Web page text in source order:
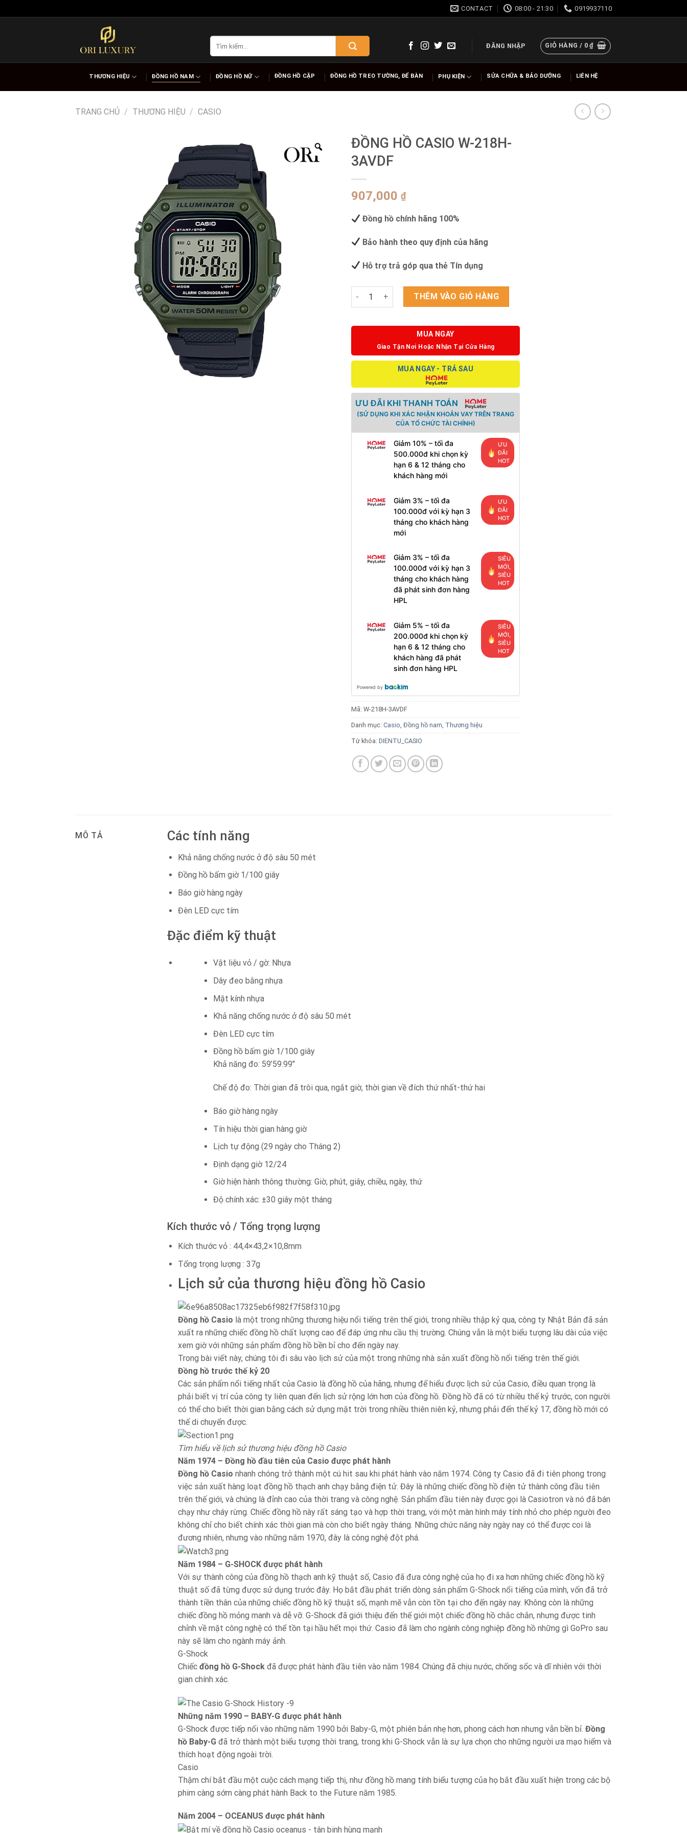
to
CONTACT 08:00 - 21:30 0919937110
ĐĂNG NHẬP GIỎ HÀNG / 0₫
THƯƠNG HIỆU ĐỒNG HỒ NAM ĐỒNG HỒ NỮ ĐỒNG HỒ CẶP ĐỒNG HỒ TREO TƯỜNG, ĐỂ BÀN PHỤ KIỆN SỬA CHỮA & BẢO DƯỠNG LIÊN HỆ
TRANG CHỦ / THƯƠNG HIỆU / CASIO
ĐỒNG HỒ CASIO W-218H-
3AVDF
907,000 ₫
Đồng hồ chính hãng 100%
Bảo hành theo quy định của hãng
Hỗ trợ trả góp qua thẻ Tín dụng
ĐỒNG HỒ CASIO W-218H-3AVDF số lượng
THÊM VÀO GIỎ HÀNG
MUA NGAY
Giao Tận Nơi Hoặc Nhận Tại Cửa Hàng
MUA NGAY - TRẢ SAU
ƯU ĐÃI KHI THANH TOÁN
(SỬ DỤNG KHI XÁC NHẬN KHOẢN VAY TRÊN TRANG
CỦA TỔ CHỨC TÀI CHÍNH)
Giảm 10% – tối đa
500.000đ khi chọn kỳ
hạn 6 & 12 tháng cho
khách hàng mới
ƯU
ĐÃI
HOT
Giảm 3% – tối đa
100.000đ với kỳ hạn 3
tháng cho khách hàng
mới
ƯU
ĐÃI
HOT
Giảm 3% – tối đa
100.000đ với kỳ hạn 3
tháng cho khách hàng
đã phát sinh đơn hàng
HPL
SIÊU
MỚI,
SIÊU
HOT
Giảm 5% – tối đa
200.000đ khi chọn kỳ
hạn 6 & 12 tháng cho
khách hàng đã phát
sinh đơn hàng HPL
SIÊU
MỚI,
SIÊU
HOT
Powered by
Mã: W-218H-3AVDF
Danh mục: Casio, Đồng hồ nam, Thương hiệu
Từ khóa: DIENTU_CASIO
MÔ TẢ Các tính năng
Khả năng chống nước ở độ sâu 50 mét
Đồng hồ bấm giờ 1/100 giây
Báo giờ hàng ngày
Đèn LED cực tím
Đặc điểm kỹ thuật
Vật liệu vỏ / gờ: Nhựa
Dây đeo bằng nhựa
Mặt kính nhựa
Khả năng chống nước ở độ sâu 50 mét
Đèn LED cực tím
Đồng hồ bấm giờ 1/100 giây
Khả năng đo: 59’59.99″
Chế độ đo: Thời gian đã trôi qua, ngắt giờ, thời gian về đích thứ nhất-thứ hai
Báo giờ hàng ngày
Tín hiệu thời gian hàng giờ
Lịch tự động (29 ngày cho Tháng 2)
Định dạng giờ 12/24
Giờ hiện hành thông thường: Giờ, phút, giây, chiều, ngày, thứ
Độ chính xác: ±30 giây một tháng
Kích thước vỏ / Tổng trọng lượng
Kích thước vỏ : 44,4×43,2×10,8mm
Tổng trọng lượng : 37g
Lịch sử của thương hiệu đồng hồ Casio
Đồng hồ Casio là một trong những thương hiệu nổi tiếng trên thế giới, trong nhiều thập kỷ qua, công ty Nhật Bản đã sản
xuất ra những chiếc đồng hồ chất lượng cao để đáp ứng nhu cầu thị trường. Chúng vẫn là một biểu tượng lâu dài của việc
xem giờ với những sản phẩm đồng hồ bền bỉ cho đến ngày nay.
Trong bài viết này, chúng tôi đi sâu vào lịch sử của một trong những nhà sản xuất đồng hồ nổi tiếng trên thế giới.
Đồng hồ trước thế kỷ 20
Các sản phẩm nổi tiếng nhất của Casio là đồng hồ của hãng, nhưng để hiểu được lịch sử của Casio, điều quan trọng là
phải biết vị trí của công ty liên quan đến lịch sử rộng lớn hơn của đồng hồ. Đồng hồ đã có từ nhiều thế kỷ trước, con người
có thể cho biết thời gian bằng cách sử dụng mặt trời trong nhiều thiên niên kỷ, nhưng phải đến thế kỷ 17, đồng hồ mới có
thể di chuyển được.
Tìm hiểu về lịch sử thương hiệu đồng hồ Casio
Năm 1974 – Đồng hồ đầu tiên của Casio được phát hành
Đồng hồ Casio nhanh chóng trở thành một cú hit sau khi phát hành vào năm 1974. Công ty Casio đã đi tiên phong trong
việc sản xuất hàng loạt đồng hồ thạch anh chạy bằng điện tử. Đây là những chiếc đồng hồ điện tử thành công đầu tiên
trên thế giới, và chúng là đỉnh cao của thời trang và công nghệ. Sản phẩm đầu tiên này được gọi là Casiotron và nó đã bán
chạy như cháy rừng. Chiếc đồng hồ này rất sáng tạo và hợp thời trang, với một màn hình máy tính nhỏ cho phép người đeo
không chỉ cho biết chính xác thời gian mà còn cho biết ngày tháng. Những chức năng này ngày nay có thể được coi là
đương nhiên, nhưng vào những năm 1970, đây là công nghệ đột phá.
Năm 1984 – G-SHOCK được phát hành
Với sự thành công của đồng hồ thạch anh kỹ thuật số, Casio đã đưa công nghệ của họ đi xa hơn những chiếc đồng hồ kỹ
thuật số đã từng được sử dụng trước đây. Họ bắt đầu phát triển dòng sản phẩm G-Shock nổi tiếng của mình, vốn đã trở
thành tiền thân của những chiếc đồng hồ kỹ thuật số, mạnh mẽ vẫn còn tồn tại cho đến ngày nay. Không còn là những
chiếc đồng hồ mỏng manh và dễ vỡ. G-Shock đã giới thiệu đến thế giới một chiếc đồng hồ chắc chắn, nhưng được tinh
chỉnh về mặt công nghệ có thể tồn tại hầu hết mọi thứ. Casio đã làm cho ngành công nghiệp đồng hồ những gì GoPro sau
này sẽ làm cho ngành máy ảnh.
G-Shock
Chiếc đồng hồ G-Shockđã được phát hành đầu tiên vào năm 1984. Chúng đã chịu nước, chống sốc và dĩ nhiên với thời
gian chính xác.
Những năm 1990 – BABY-G được phát hành
G-Shock được tiếp nối vào những năm 1990 bởi Baby-G, một phiên bản nhẹ hơn, phong cách hơn nhưng vẫn bền bỉ. Đồng
hồ Baby-Gđã trở thành một biểu tượng thời trang, trong khi G-Shock vẫn là sự lựa chọn cho những người ưa mạo hiểm và
thích hoạt động ngoài trời.
Casio
Thậm chí bắt đầu một cuộc cách mạng tiếp thị, như đồng hồ mang tính biểu tượng của họ bắt đầu xuất hiện trong các bộ
phim càng sớm càng phát hành Back to the Future năm 1985.
Năm 2004 – OCEANUS được phát hành